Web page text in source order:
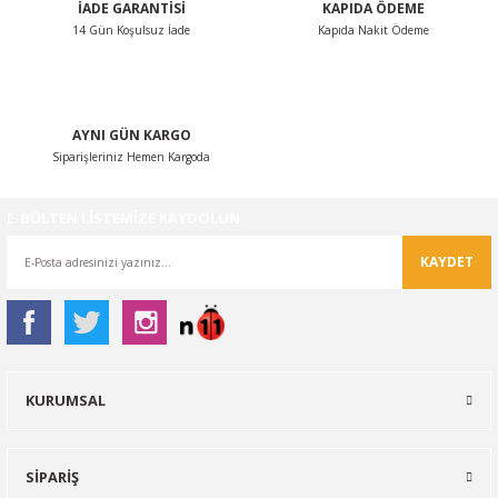
İADE GARANTİSİ
14 Gün Koşulsuz İade
KAPIDA ÖDEME
Kapıda Nakit Ödeme
AYNI GÜN KARGO
Siparişleriniz Hemen Kargoda
KAYDET
KURUMSAL
SİPARİŞ